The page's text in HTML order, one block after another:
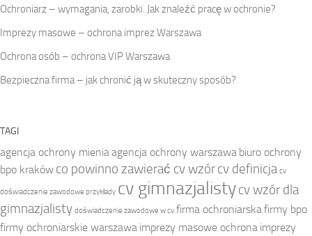
Ochroniarz – wymagania, zarobki. Jak znaleźć pracę w ochronie?
Imprezy masowe – ochrona imprez Warszawa
Ochrona osób – ochrona VIP Warszawa
Bezpieczna firma – jak chronić ją w skuteczny sposób?
TAGI
agencja ochrony mienia agencja ochrony warszawa biuro ochrony
bpo kraków co powinno zawierać cv wzórcv definicja cv
doświadczenie zawodowe przykłady cv gimnazjalistycv wzór dla
gimnazjalisty doświadczenie zawodowe w cv firma ochroniarska firmy bpo
firmy ochroniarskie warszawa imprezy masowe ochrona imprezy